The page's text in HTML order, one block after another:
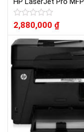
M130a
Được
xếp
hạng
0
2,880,000 ₫